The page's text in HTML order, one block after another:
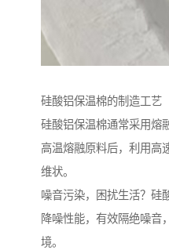
硅酸铝保温棉的制造工艺
硅酸铝保温棉通常采用熔
高温熔融原料后，利用高
维状。
噪音污染，困扰生活？硅
降噪性能，有效隔绝噪音
境。